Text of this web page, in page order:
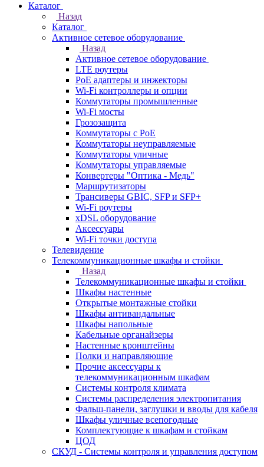
Каталог
Назад
Каталог
Активное сетевое оборудование
Назад
Активное сетевое оборудование
LTE роутеры
PoE адаптеры и инжекторы
Wi-Fi контроллеры и опции
Коммутаторы промышленные
Wi-Fi мосты
Грозозащита
Коммутаторы c PoE
Коммутаторы неуправляемые
Коммутаторы уличные
Коммутаторы управляемые
Конвертеры "Оптика - Медь"
Маршрутизаторы
Трансиверы GBIC, SFP и SFP+
Wi-Fi роутеры
xDSL оборудование
Аксессуары
Wi-Fi точки доступа
Телевидение
Телекоммуникационные шкафы и стойки
Назад
Телекоммуникационные шкафы и стойки
Шкафы настенные
Открытые монтажные стойки
Шкафы антивандальные
Шкафы напольные
Кабельные органайзеры
Настенные кронштейны
Полки и направляющие
Прочие аксессуары к
телекоммуникационным шкафам
Системы контроля климата
Системы распределения электропитания
Фальш-панели, заглушки и вводы для кабеля
Шкафы уличные всепогодные
Комплектующие к шкафам и стойкам
ЦОД
СКУД - Системы контроля и управления доступом